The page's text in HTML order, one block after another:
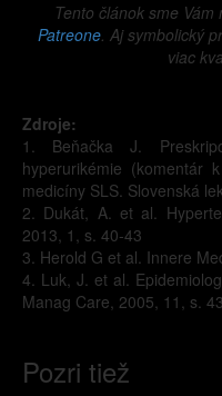
Tento článok sme
Patreone. Aj symbolický
viac
Zdroje:
1. Beňačka J.
hyperurikémie (komentár
medicíny SLS. Slovenská
2. Dukát, A. et al.
2013, 1, s. 40-43
3. Herold G et al. Innere
4. Luk, J. et al.
Manag Care, 2005, 11, s.
Pozri tiež